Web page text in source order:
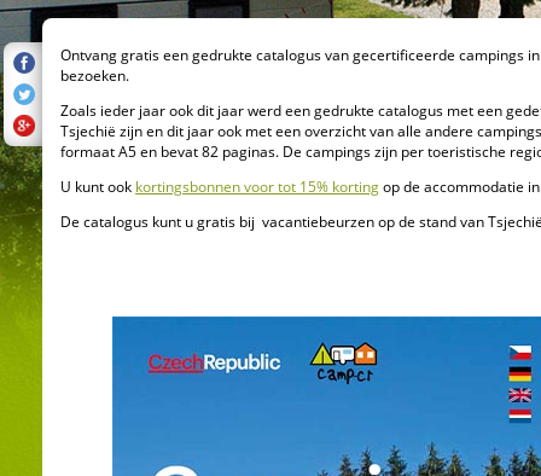
Ontvang gratis een gedrukte catalogus van gecertificeerde campings
bezoeken.
Zoals ieder jaar ook dit jaar werd een gedrukte catalogus met een
Tsjechië zijn en dit jaar ook met een overzicht van alle andere
formaat A5 en bevat 82 paginas. De campings zijn per toeristische
U kunt ook kortingsbonnen voor tot 15% kortingop de accommodatie
De catalogus kunt u gratis bij vacantiebeurzen op de stand van